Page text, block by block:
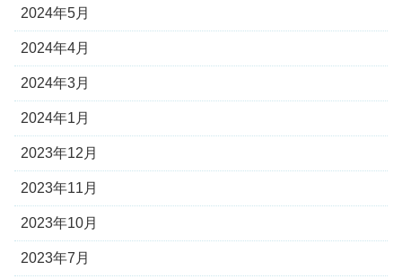
2024年5月
2024年4月
2024年3月
2024年1月
2023年12月
2023年11月
2023年10月
2023年7月